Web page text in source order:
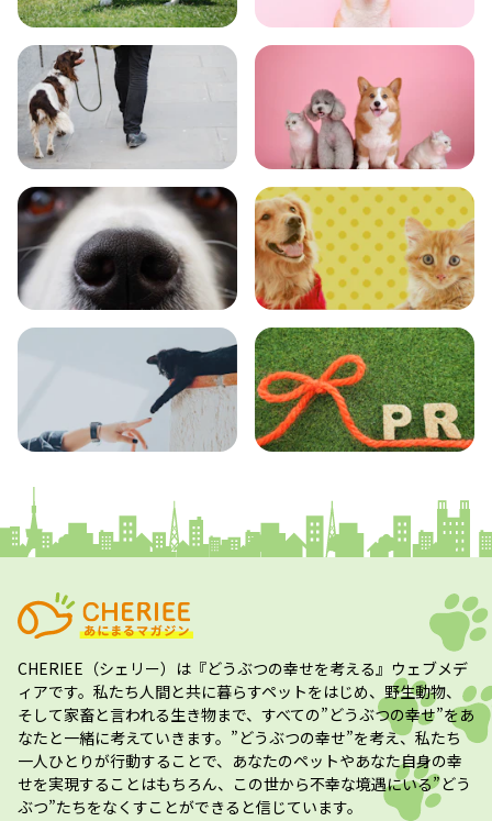
トレーニング グッズ
おでかけ 図鑑
エンタメ クイズ
CHERIEE（シェリー） は『どうぶつの幸せを考える』ウェブメデ
ィアです。私たち人間と共に暮らすペットをはじめ、野生動物、
そして家畜と言われる生き物まで、すべての”どうぶつの幸せ”をあ
なたと一緒に考えていきます。”どうぶつの幸せ”を考え、私たち
一人ひとりが行動することで、あなたのペットやあなた自身の幸
せを実現することはもちろん、この世から不幸な境遇にいる”どう
ぶつ”たちをなくすことができると信じています。